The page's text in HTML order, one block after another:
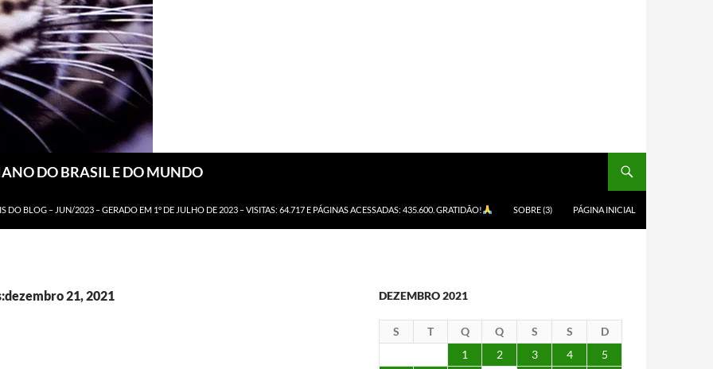
DO BRASIL E DO MUNDO
DO BLOG – JUN/2023 – GERADO EM 1º DE JULHO DE 2023 – VISITAS: 64.717 E PÁGINAS ACESSADAS: 435.600. GRATIDÃO! SOBRE (3) PÁGINA INICIAL
21, 2021 DEZEMBRO 2021
S T Q Q S S
D
1
2 3 4
5